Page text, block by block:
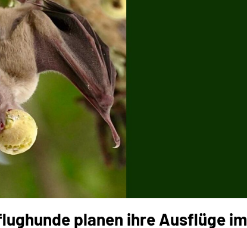
planen ihre Ausflüge im